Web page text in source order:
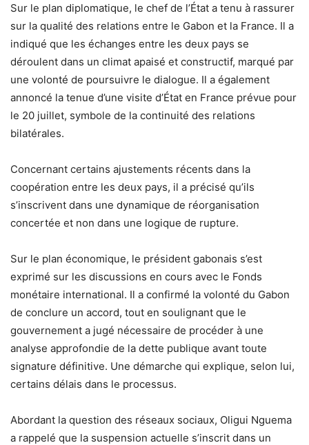
Sur le plan diplomatique, le chef de l’État a tenu à rassurer
sur la qualité des relations entre le Gabon et la France. Il a
indiqué que les échanges entre les deux pays se
déroulent dans un climat apaisé et constructif, marqué par
une volonté de poursuivre le dialogue. Il a également
annoncé la tenue d’une visite d’État en France prévue pour
le 20 juillet, symbole de la continuité des relations
bilatérales.
Concernant certains ajustements récents dans la
coopération entre les deux pays, il a précisé qu’ils
s’inscrivent dans une dynamique de réorganisation
concertée et non dans une logique de rupture.
Sur le plan économique, le président gabonais s’est
exprimé sur les discussions en cours avec le Fonds
monétaire international. Il a confirmé la volonté du Gabon
de conclure un accord, tout en soulignant que le
gouvernement a jugé nécessaire de procéder à une
analyse approfondie de la dette publique avant toute
signature définitive. Une démarche qui explique, selon lui,
certains délais dans le processus.
Abordant la question des réseaux sociaux, Oligui Nguema
a rappelé que la suspension actuelle s’inscrit dans un